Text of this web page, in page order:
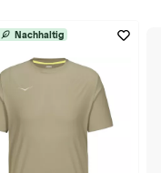
Nachhaltig